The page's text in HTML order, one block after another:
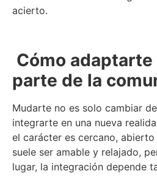
acierto.
Cómo
parte de la
Mudarte no es solo cambiar
integrarte en una nueva
el carácter es cercano,
suele ser amable y relajado,
lugar, la integración depende